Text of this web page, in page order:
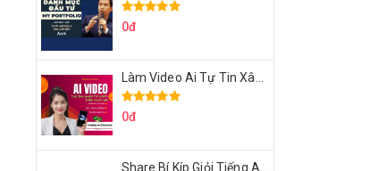
0đ
0đ